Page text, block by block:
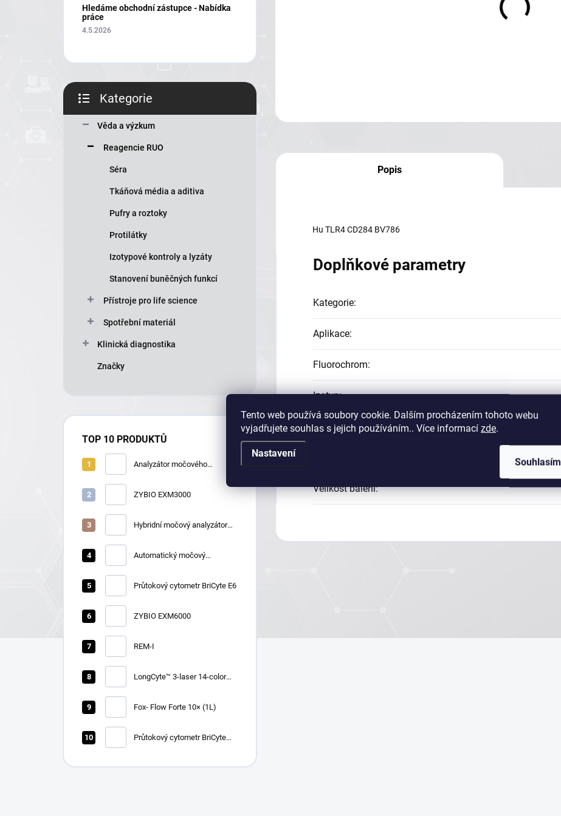
Tento web používá soubory cookie. Dalším procházením tohoto webu
vyjadřujete souhlas s jejich používáním.. Více informací zde.
Nastavení
Souhlasím
e
Hledáme obchodní zástupce - Nabídka
práce
4.5.2026
kategorie
Kategorie
Věda a výzkum
Reagencie RUO
Séra
Tkáňová média a aditiva
Pufry a roztoky
Protilátky
Izotypové kontroly a lyzáty
Stanovení buněčných funkcí
Přístroje pro life science
Spotřební materiál
Klinická diagnostika
Značky
TOP 10 PRODUKTŮ
Analyzátor močového
ZYBIO EXM3000
Hybridní močový analyzátor
Automatický močový
Průtokový cytometr BriCyte E6
ZYBIO EXM6000
REM-I
LongCyte™ 3-laser 14-color
Fox- Flow Forte 10× (1L)
Průtokový cytometr BriCyte
Popis
Hu TLR4 CD284 BV786
Doplňkové parametry
Kategorie:
Aplikace:
Fluorochrom:
Izotyp:
Klon :
Velikost balení: